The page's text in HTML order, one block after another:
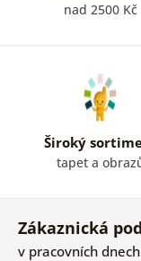
nad 2500 Kč
Široký
tapet a
Zákaznická
v pracovních